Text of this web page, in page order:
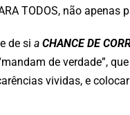
TODOS, não
de si a CHANCE DE
de verdade”,
vividas, e